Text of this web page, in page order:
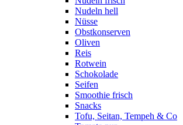
Nudeln hell
Nüsse
Obstkonserven
Oliven
Reis
Rotwein
Schokolade
Seifen
Smoothie frisch
Snacks
Tofu, Seitan, Tempeh & Co